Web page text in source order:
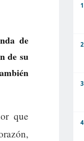
de
de su
que
1
2
3
4